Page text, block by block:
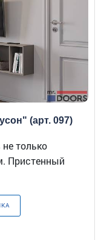
(арт. 097)
только
Пристенный